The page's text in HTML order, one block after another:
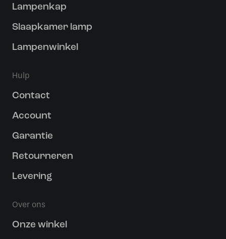
Lampenkap
Slaapkamer lamp
Lampenwinkel
Hulp
Contact
Account
Garantie
Retourneren
Levering
Over ons
Onze winkel